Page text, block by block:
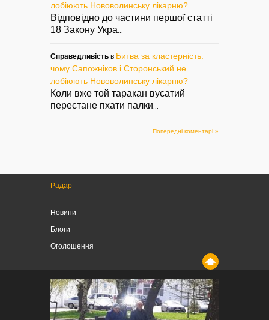
лобіюють Нововолинську лікарню?
Відповідно до частини першої статті
18 Закону Укра
Справедливість в Битва за кластерність:
чому Сапожніков і Сторонський не
лобіюють Нововолинську лікарню?
Коли вже той таракан вусатий
перестане пхати палки
Попередні коментарі »
Радар
Новини
Блоги
Оголошення